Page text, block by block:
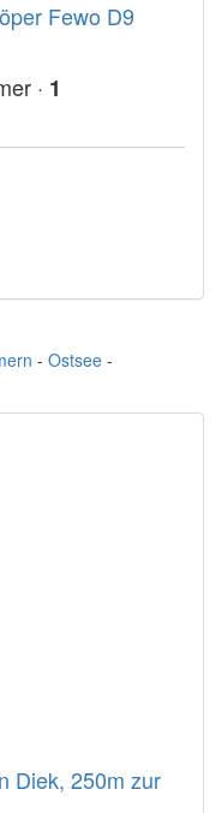
Fewo D9
· 1
- Ostsee -
Diek, 250m zur